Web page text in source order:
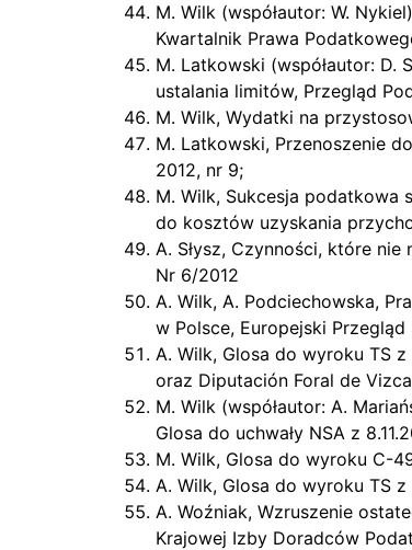
M. Wilk (współautor: W.
Kwartalnik Prawa
M. Latkowski (współautor:
ustalania limitów, Przegląd
M. Wilk, Wydatki na
M. Latkowski, Przenoszenie
2012, nr 9;
M. Wilk, Sukcesja podatkowa
do kosztów uzyskania
A. Słysz, Czynności, które
Nr 6/2012
A. Wilk, A. Podciechowska,
w Polsce, Europejski Przegląd
A. Wilk, Glosa do wyroku TS
oraz Diputación Foral de
M. Wilk (współautor: A.
Glosa do uchwały NSA z
M. Wilk, Glosa do wyroku C-
A. Wilk, Glosa do wyroku TS
A. Woźniak, Wzruszenie
Krajowej Izby Doradców